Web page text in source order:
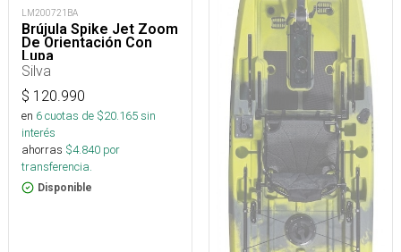
LM200721BA
Brújula Spike Jet Zoom
De Orientación Con
Lupa
Silva
$ 120.990
en 6cuotas de $20.165sin
interés
ahorras $4.840 por
transferencia.
Disponible